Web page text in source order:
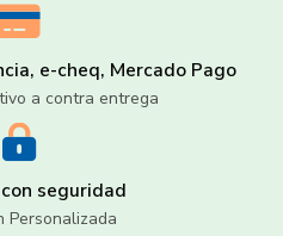
e-cheq, Mercado Pago
a contra entrega
seguridad
Personalizada